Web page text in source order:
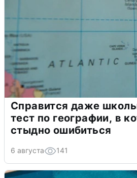
Справится даже
тест по географии, в
стыдно ошибиться
6 августа 141